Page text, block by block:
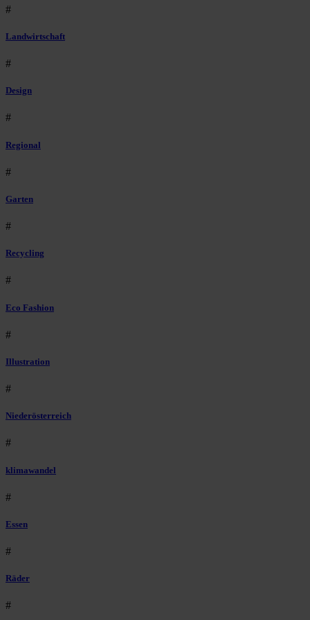
#
Landwirtschaft
#
Design
#
Regional
#
Garten
#
Recycling
#
Eco Fashion
#
Illustration
#
Niederösterreich
#
klimawandel
#
Essen
#
Räder
#